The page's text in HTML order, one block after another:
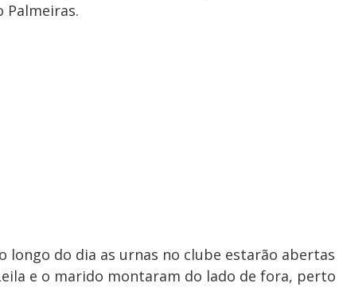
Palmeiras.
longo do dia as urnas no clube estarão abertas
e o marido montaram do lado de fora, perto